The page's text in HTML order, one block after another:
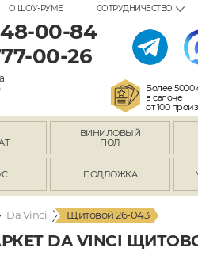
О ШОУ-РУМЕ СОТРУДНИЧЕСТВО
00-84
00-26
Более 5000
в салоне
от 100
ВИНИЛОВЫЙ
ПОЛ
ПОДЛОЖКА
Da Vinci Щитовой 26-043
DA VINCI